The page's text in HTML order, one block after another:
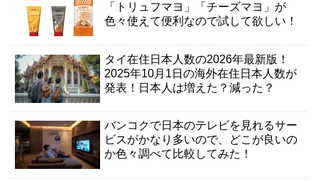
「トリュフマヨ」「チーズマヨ」が
色々使えて便利なので試して欲しい！
タイ在住日本人数の2026年最新版！
2025年10月1日の海外在住日本人数が
発表！日本人は増えた？減った？
バンコクで日本のテレビを見れるサー
ビスがかなり多いので、どこが良いの
か色々調べて比較してみた！